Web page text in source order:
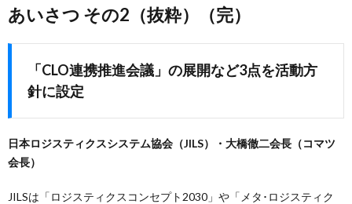
あいさつ その2（抜粋）（完）
「CLO連携推進会議」の展開など3点を活動方
針に設定
日本ロジスティクスシステム協会（JILS）・大橋徹二会長（コマツ
会長）
JILSは「ロジスティクスコンセプト2030」や「メタ･ロジスティク